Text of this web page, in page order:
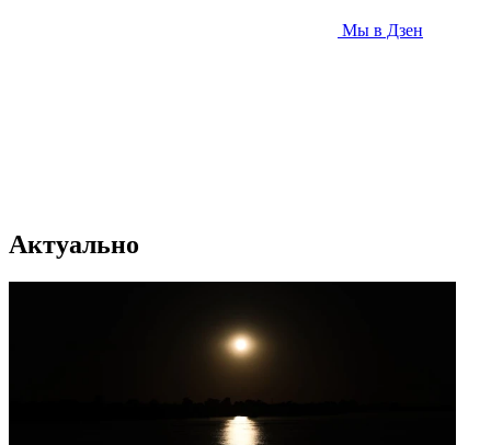
Мы в Дзен
Актуально